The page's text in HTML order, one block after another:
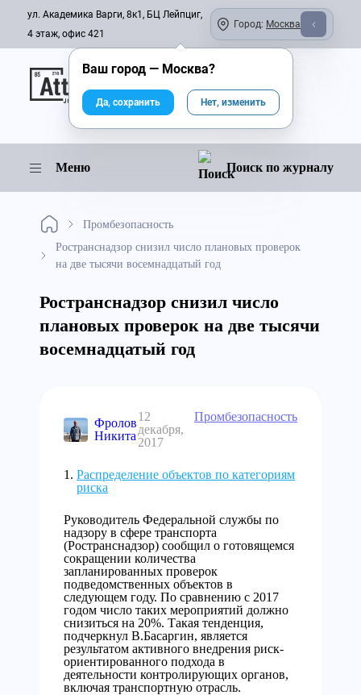
ул. Академика Варги, 8к1, БЦ Лейпциг,
4 этаж, офис 421
Город: Москва
Онлайн-журнал
Меню Поиск по журналу
Промбезопасность
Ространснадзор снизил число плановых проверок
на две тысячи восемнадцатый год
Ространснадзор снизил число
плановых проверок на две тысячи
восемнадцатый год
Фролов
Никита
12
декабря,
2017
Промбезопасность
Распределение объектов по категориям
риска
Руководитель Федеральной службы по
надзору в сфере транспорта
(Ространснадзор) сообщил о готовящемся
сокращении количества
запланированных проверок
подведомственных объектов в
следующем году. По сравнению с 2017
годом число таких мероприятий должно
снизиться на 20%. Такая тенденция,
подчеркнул В.Басаргин, является
результатом активного внедрения риск-
ориентированного подхода в
деятельности контролирующих органов,
включая транспортную отрасль.
Ваш город — Москва?
Да, сохранить Нет, изменить